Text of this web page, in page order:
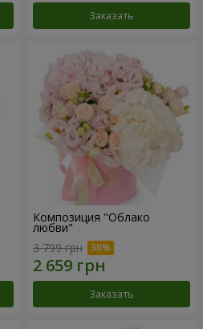
Заказать
Композиция "Облако
любви"
3 799 грн
Заказать